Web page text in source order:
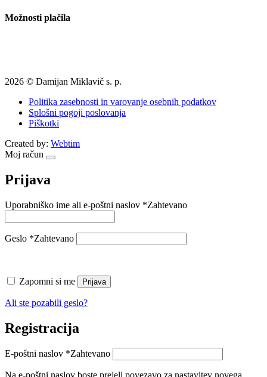
Možnosti plačila
2026 © Damijan Miklavič s. p.
Politika zasebnosti in varovanje osebnih podatkov
Splošni pogoji poslovanja
Piškotki
Created by: Webtim
Moj račun
Prijava
Uporabniško ime ali e-poštni naslov *Zahtevano
Geslo *Zahtevano
Zapomni si me Prijava
Ali ste pozabili geslo?
Registracija
E-poštni naslov *Zahtevano